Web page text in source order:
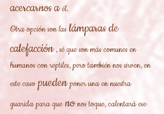
acercarnos a él.
Otra opción son las lámparas de
calefacción , sé que son más comunes en
humanos con reptiles, pero también nos sirven, en
este caso pueden poner una en nuestra
guarida para que no nos toque, calentará ese